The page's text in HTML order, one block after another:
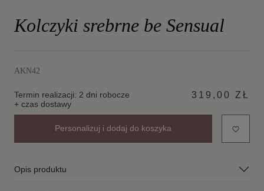
Kolczyki srebrne be Sensual
AKN42
Termin realizacji: 2 dni robocze
+ czas dostawy
319,00 ZŁ
Personalizuj i dodaj do koszyka favorite_border
Opis produktu